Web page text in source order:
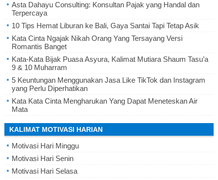
Asta Dahayu Consulting: Konsultan Pajak yang Handal dan
Terpercaya
10 Tips Hemat Liburan ke Bali, Gaya Santai Tapi Tetap Asik
Kata Cinta Ngajak Nikah Orang Yang Tersayang Versi
Romantis Banget
Kata-Kata Bijak Puasa Asyura, Kalimat Mutiara Shaum Tasu’a
9 & 10 Muharram
5 Keuntungan Menggunakan Jasa Like TikTok dan Instagram
yang Perlu Diperhatikan
Kata Kata Cinta Mengharukan Yang Dapat Meneteskan Air
Mata
KALIMAT MOTIVASI HARIAN
Motivasi Hari Minggu
Motivasi Hari Senin
Motivasi Hari Selasa